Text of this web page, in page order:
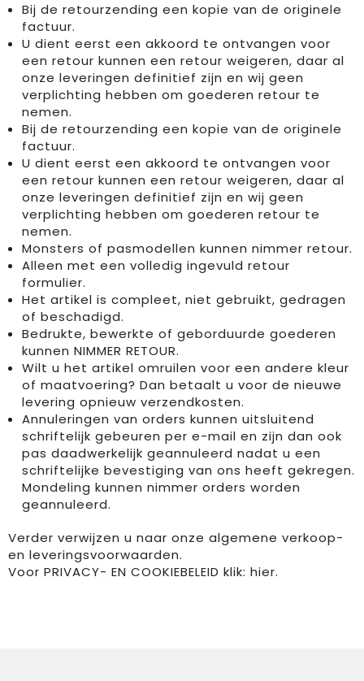
Bij de retourzending een kopie van de originele
factuur.
U dient eerst een akkoord te ontvangen voor
een retour kunnen een retour weigeren, daar al
onze leveringen definitief zijn en wij geen
verplichting hebben om goederen retour te
nemen.
Bij de retourzending een kopie van de originele
factuur.
U dient eerst een akkoord te ontvangen voor
een retour kunnen een retour weigeren, daar al
onze leveringen definitief zijn en wij geen
verplichting hebben om goederen retour te
nemen.
Monsters of pasmodellen kunnen nimmer retour.
Alleen met een volledig ingevuld retour
formulier.
Het artikel is compleet, niet gebruikt, gedragen
of beschadigd.
Bedrukte, bewerkte of geborduurde goederen
kunnen NIMMER RETOUR.
Wilt u het artikel omruilen voor een andere kleur
of maatvoering? Dan betaalt u voor de nieuwe
levering opnieuw verzendkosten.
Annuleringen van orders kunnen uitsluitend
schriftelijk gebeuren per e-mail en zijn dan ook
pas daadwerkelijk geannuleerd nadat u een
schriftelijke bevestiging van ons heeft gekregen.
Mondeling kunnen nimmer orders worden
geannuleerd.
Verder verwijzen u naar onze algemene verkoop-
en leveringsvoorwaarden.
Voor PRIVACY- EN COOKIEBELEID klik: hier.